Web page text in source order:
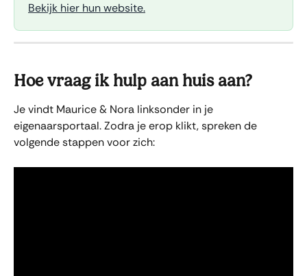
Bekijk hier hun website.
Hoe vraag ik hulp aan huis aan?
Je vindt Maurice & Nora linksonder in je
eigenaarsportaal. Zodra je erop klikt, spreken de
volgende stappen voor zich: